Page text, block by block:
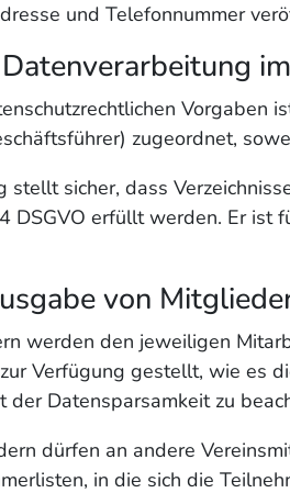
und Telefonnummer
Vorgaben
zugeordnet,
sicher, dass
DSGVO erfüllt werden. Er
von
werden den jeweiligen
Verfügung gestellt, wie
Datensparsamkeit zu
dürfen an andere
in die sich die